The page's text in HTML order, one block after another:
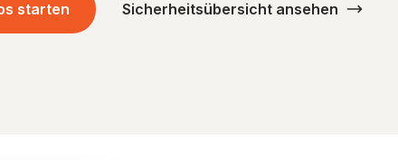
starten Sicherheitsübersicht ansehen